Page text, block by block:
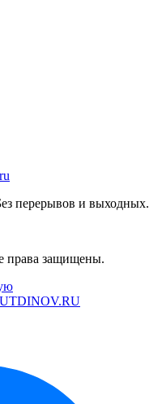
перерывов и выходных.
защищены.